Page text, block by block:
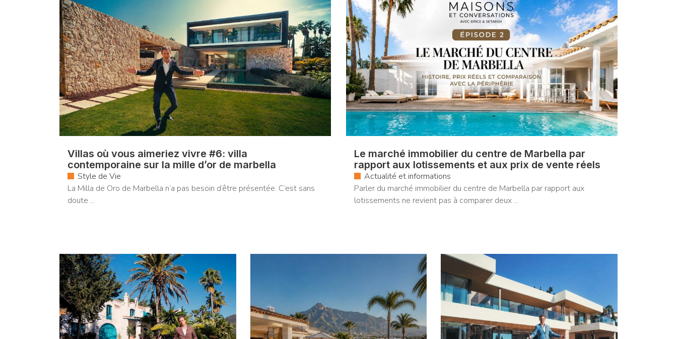
Villas où vous aimeriez vivre #6: villa
contemporaine sur la mille d’or de marbella
Style de Vie
La Milla de Oro de Marbella n’a pas besoin d’être présentée. C’est sans
doute ...
Le marché immobilier du centre de Marbella par
rapport aux lotissements et aux prix de vente réels
Actualité et informations
Parler du marché immobilier du centre de Marbella par rapport aux
lotissements ne revient pas à comparer deux ...